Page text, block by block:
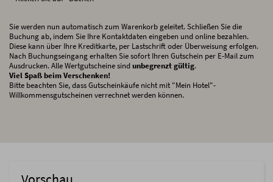
Sie werden nun automatisch zum Warenkorb geleitet. Schließen Sie die
Buchung ab, indem Sie Ihre Kontaktdaten eingeben und online bezahlen.
Diese kann über Ihre Kreditkarte, per Lastschrift oder Überweisung erfolgen.
Nach Buchungseingang erhalten Sie sofort Ihren Gutschein per E-Mail zum
Ausdrucken. Alle Wertgutscheine sindunbegrenzt gültig.
Viel Spaß beim Verschenken!
Bitte beachten Sie, dass Gutscheinkäufe nicht mit "Mein Hotel"-
Willkommensgutscheinen verrechnet werden können.